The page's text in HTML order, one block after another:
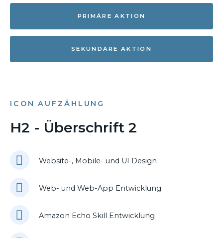
PRIMÄRE AKTION
SEKUNDÄRE AKTION
ICON AUFZÄHLUNG
H2 - Überschrift 2
Website-, Mobile- und UI Design
Web- und Web-App Entwicklung
Amazon Echo Skill Entwicklung